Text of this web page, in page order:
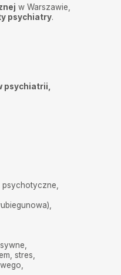
w Warszawie,
psychiatry.
psychiatrii,
psychotyczne,
stres,